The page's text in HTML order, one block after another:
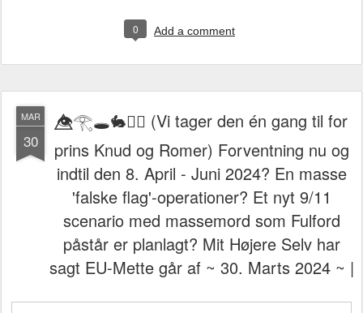
0 Add a comment
MAR
30
👁️⃤𓂀🕳️🐇🏴‍☠️ (Vi tager den én gang til for
prins Knud og Romer) Forventning nu og
indtil den 8. April - Juni 2024? En masse
'falske flag'-operationer? Et nyt 9/11
scenario med massemord som Fulford
påstår er planlagt? Mit Højere Selv har
sagt EU-Mette går af ~ 30. Marts 2024 ~ |